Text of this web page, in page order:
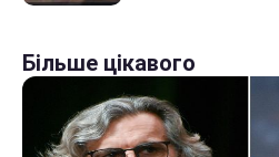
Більше цікавого